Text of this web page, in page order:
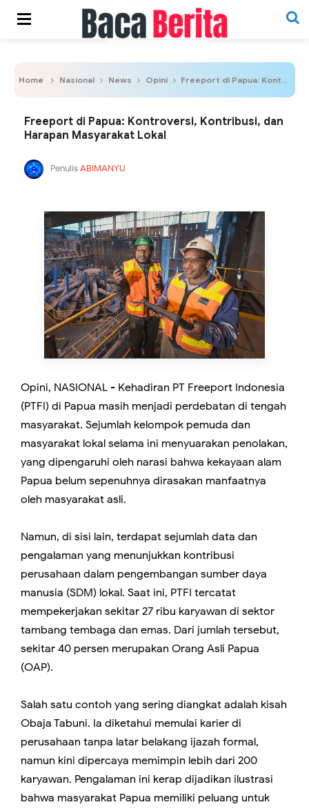
Home Nasional News Opini Freeport di Papua: Kontroversi, Kontribusi, dan Harapan Masyarakat Lokal
Freeport di Papua: Kontroversi, Kontribusi, dan
Harapan Masyarakat Lokal
PenulisABIMANYU
Opini, NASIONAL - Kehadiran PT Freeport Indonesia
(PTFI) di Papua masih menjadi perdebatan di tengah
masyarakat. Sejumlah kelompok pemuda dan
masyarakat lokal selama ini menyuarakan penolakan,
yang dipengaruhi oleh narasi bahwa kekayaan alam
Papua belum sepenuhnya dirasakan manfaatnya
oleh masyarakat asli.
Namun, di sisi lain, terdapat sejumlah data dan
pengalaman yang menunjukkan kontribusi
perusahaan dalam pengembangan sumber daya
manusia (SDM) lokal. Saat ini, PTFI tercatat
mempekerjakan sekitar 27 ribu karyawan di sektor
tambang tembaga dan emas. Dari jumlah tersebut,
sekitar 40 persen merupakan Orang Asli Papua
(OAP).
Salah satu contoh yang sering diangkat adalah kisah
Obaja Tabuni. Ia diketahui memulai karier di
perusahaan tanpa latar belakang ijazah formal,
namun kini dipercaya memimpin lebih dari 200
karyawan. Pengalaman ini kerap dijadikan ilustrasi
bahwa masyarakat Papua memiliki peluang untuk